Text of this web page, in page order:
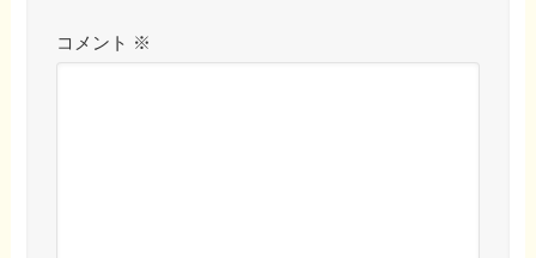
コメント ※